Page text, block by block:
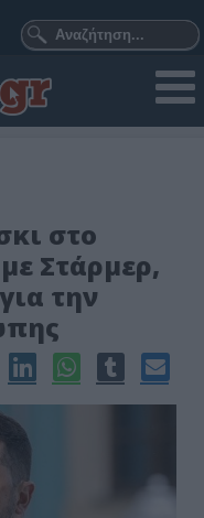
στο
Στάρμερ,
την